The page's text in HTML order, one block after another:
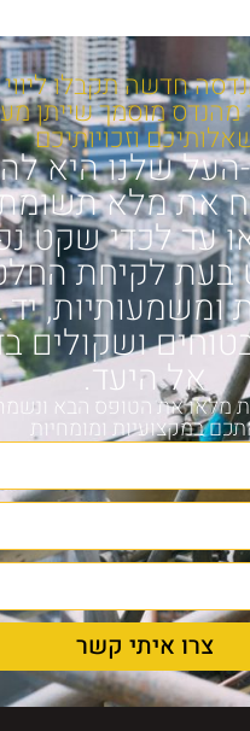
חדשה תקבלו
מהנדס מוסמך שייתן
וזכויותיכם
שלנו היא
את מלא
עד לכדי שקט
בעת לקיחת
ומשמעותיות, יד
ושקולים
אל היעד.
מלאו את הטופס הבא
במקצועיות ומומחיות
צרו איתי קשר